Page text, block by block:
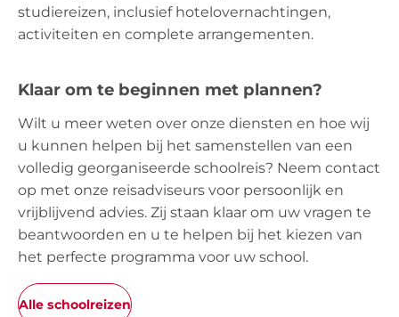
studiereizen, inclusief hotelovernachtingen,
activiteiten en complete arrangementen.
Klaar om te beginnen met plannen?
Wilt u meer weten over onze diensten en hoe wij
u kunnen helpen bij het samenstellen van een
volledig georganiseerde schoolreis? Neem contact
op met onze reisadviseurs voor persoonlijk en
vrijblijvend advies. Zij staan ​​klaar om uw vragen te
beantwoorden en u te helpen bij het kiezen van
het perfecte programma voor uw school.
Alle schoolreizen